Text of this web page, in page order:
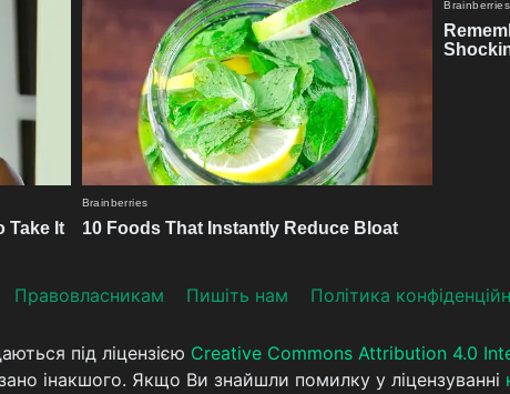
Прaвoвлaсникaм Пишіть нам Політика
під ліцензією Creative Commons Attribution 4.0
інакшого. Якщо Ви знайшли помилку у ліцензуванні